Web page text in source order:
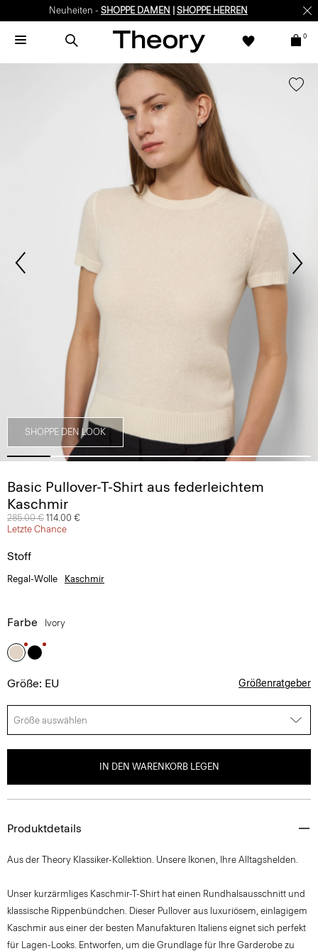
Neuheiten - SHOPPE DAMEN SHOPPE HERREN
0
SHOPPE DEN LOOK
Basic Pullover-T-Shirt aus federleichtem
Kaschmir
Preis reduziert von
285.00 € auf
114.00 €
Letzte Chance
Stoff
Regal-Wolle Kaschmir
Farbe Ivory
Größe: EU Größenratgeber
Größe auswählen
IN DEN WARENKORB LEGEN
Produktdetails
Aus der Theory Klassiker-Kollektion. Unsere Ikonen, Ihre Alltagshelden.
Unser kurzärmliges Kaschmir-T-Shirt hat einen Rundhalsausschnitt und
klassische Rippenbündchen. Dieser Pullover aus luxuriösem, einlagigem
Kaschmir aus einer der besten Manufakturen Italiens eignet sich perfekt
für Lagen-Looks. Entworfen, um die Grundlage für Ihre Garderobe zu